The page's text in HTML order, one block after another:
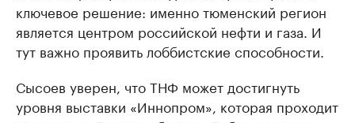
ключевое решение: именно тюменский регион
является центром российской нефти и газа. И
тут важно проявить лоббистские способности.
Сысоев уверен, что ТНФ может достигнуть
уровня выставки «Иннопром», которая проходит